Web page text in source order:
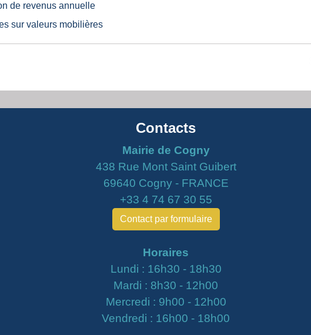
de revenus annuelle
sur valeurs mobilières
Contacts
Mairie de Cogny
438 Rue Mont Saint Guibert
69640 Cogny - FRANCE
+33 4 74 67 30 55
Contact par formulaire
Horaires
Lundi : 16h30 - 18h30
Mardi : 8h30 - 12h00
Mercredi : 9h00 - 12h00
Vendredi : 16h00 - 18h00